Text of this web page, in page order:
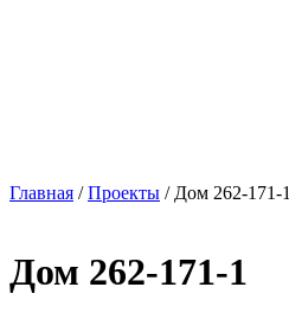
Главная /Проекты / Дом 262-171-1
Дом 262-171-1